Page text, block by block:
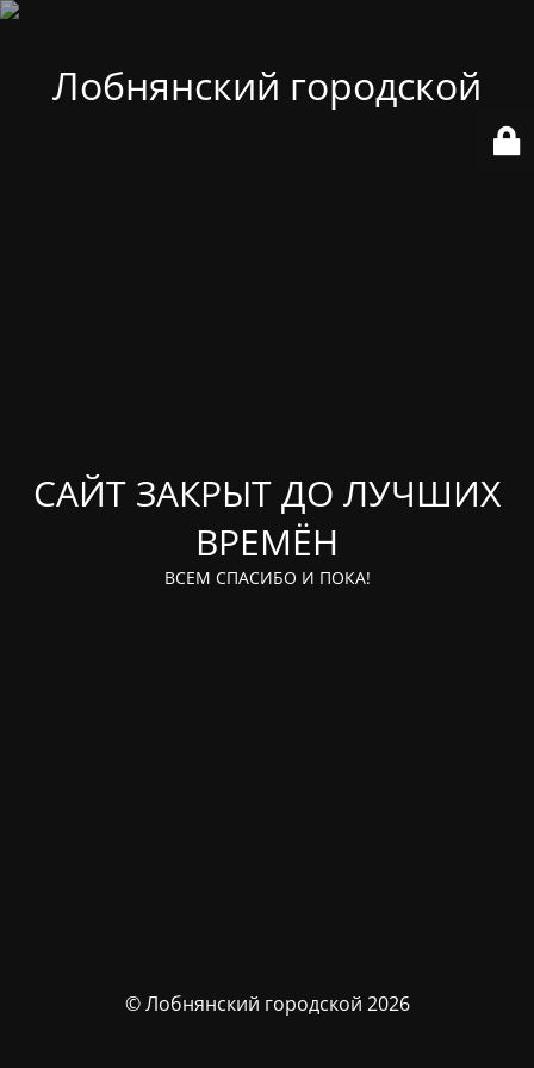
Лобнянский городской
САЙТ ЗАКРЫТ ДО ЛУЧШИХ
ВРЕМЁН
ВСЕМ СПАСИБО И ПОКА!
© Лобнянский городской 2026